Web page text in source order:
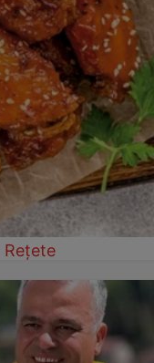
Rețete